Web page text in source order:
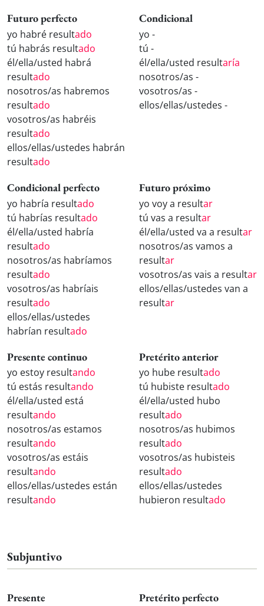
Futuro perfecto
yo habré resultado
tú habrás resultado
él/ella/usted habrá
resultado
nosotros/as habremos
resultado
vosotros/as habréis
resultado
ellos/ellas/ustedes habrán
resultado
Condicional
yo -
tú -
él/ella/usted resultaría
nosotros/as -
vosotros/as -
ellos/ellas/ustedes -
Condicional perfecto
yo habría resultado
tú habrías resultado
él/ella/usted habría
resultado
nosotros/as habríamos
resultado
vosotros/as habríais
resultado
ellos/ellas/ustedes
habrían resultado
Futuro próximo
yo voy a resultar
tú vas a resultar
él/ella/usted va a resultar
nosotros/as vamos a
resultar
vosotros/as vais a resultar
ellos/ellas/ustedes van a
resultar
Presente continuo
yo estoy resultando
tú estás resultando
él/ella/usted está
resultando
nosotros/as estamos
resultando
vosotros/as estáis
resultando
ellos/ellas/ustedes están
resultando
Pretérito anterior
yo hube resultado
tú hubiste resultado
él/ella/usted hubo
resultado
nosotros/as hubimos
resultado
vosotros/as hubisteis
resultado
ellos/ellas/ustedes
hubieron resultado
Subjuntivo
Presente Pretérito perfecto